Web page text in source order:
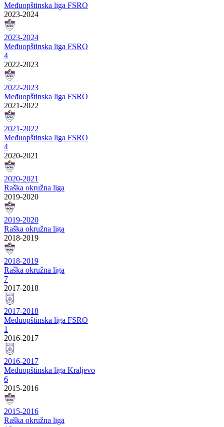
Međuopštinska liga FSRO
2023-2024
2023-2024
Međuopštinska liga FSRO
4
2022-2023
2022-2023
Međuopštinska liga FSRO
2021-2022
2021-2022
Međuopštinska liga FSRO
4
2020-2021
2020-2021
Raška okružna liga
2019-2020
2019-2020
Raška okružna liga
2018-2019
2018-2019
Raška okružna liga
7
2017-2018
2017-2018
Međuopštinska liga FSRO
1
2016-2017
2016-2017
Međuopštinska liga Kraljevo
6
2015-2016
2015-2016
Raška okružna liga